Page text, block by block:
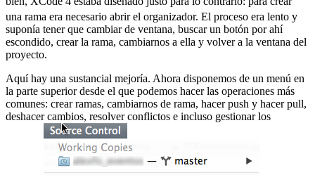
una rama era necesario abrir el organizador. El proceso era lento y
suponía tener que cambiar de ventana, buscar un botón por ahí
escondido, crear la rama, cambiarnos a ella y volver a la ventana del
proyecto.
Aquí hay una sustancial mejoría. Ahora disponemos de un menú en
la parte superior desde el que podemos hacer las operaciones más
comunes: crear ramas, cambiarnos de rama, hacer push y hacer pull,
deshacer cambios, resolver conflictos e incluso gestionar los